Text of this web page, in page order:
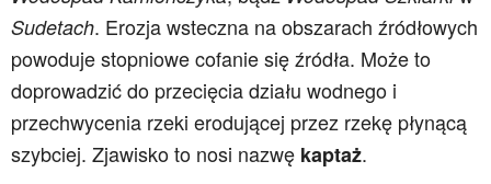
Sudetach. Erozja wsteczna na obszarach źródłowych
powoduje stopniowe cofanie się źródła. Może to
doprowadzić do przecięcia działu wodnego i
przechwycenia rzeki erodującej przez rzekę płynącą
szybciej. Zjawisko to nosi nazwę kaptaż.